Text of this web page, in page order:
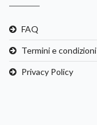
FAQ
Termini e condizioni
Privacy Policy